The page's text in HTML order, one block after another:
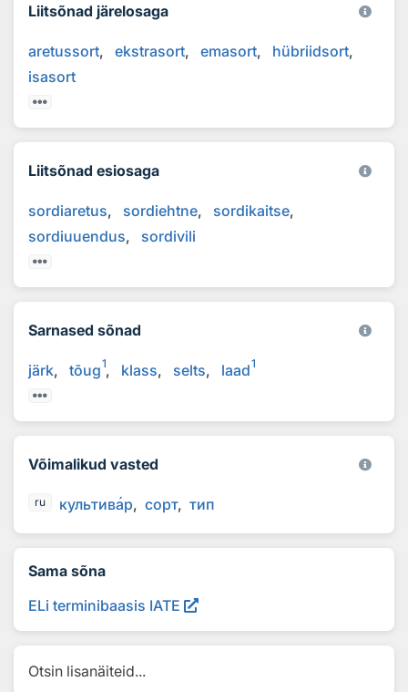
Liitsõnad järelosaga
aretussort ekstrasort emasort
hübriidsort
isasort
Liitsõnad esiosaga
sordiaretus sordiehtne
sordikaitse
sordiuuendus
sordivili
Sarnased sõnad
järk tõug1 klass selts laad1
Võimalikud vasted
ru культивар сорт тип
Sama sõna
ELi terminibaasis IATE
Otsin lisanäiteid...